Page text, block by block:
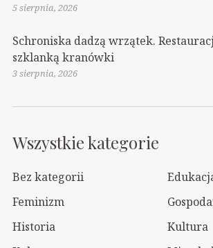
5 sierpnia, 2026
Schroniska dadzą wrzątek.
szklanką kranówki
3 sierpnia, 2026
Wszystkie kategorie
Bez kategorii
Feminizm
Historia
Kultura